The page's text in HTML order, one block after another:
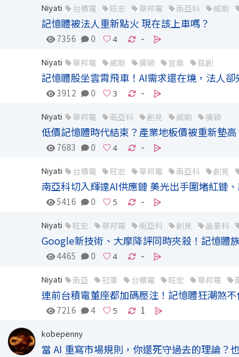
Niyati 台積電 旺宏 華邦電 南亞科 威剛
記憶體被法人重新點火 現在該上車嗎？
7356 0 -
Niyati 華邦電 威剛 廣穎 宜鼎 鈺創
記憶體股坐雲霄飛車！AI需求還在燒，法人卻
3912 0 -
Niyati 華邦電 南亞科 創見 威剛 廣穎
低價記憶體時代結束？產業地板價被重新墊高
7683 0 -
Niyati 台積電 旺宏 華邦電 南亞科 創見
南亞科切入輝達AI供應鏈 美光出手圍堵紅鏈
5416 0 -
Niyati 旺宏 華邦電 南亞科 創見 晶豪科
Google新技術、大摩降評同時夾殺！記憶體
4465 0 -
Niyati 南亞 冠軍 台積電 旺宏 華邦電
連前台積電董座都加碼壓注！記憶體狂潮煞
7216 4 1
kobepenny
當 AI 重寫市場規則，你還死守過去的理論？